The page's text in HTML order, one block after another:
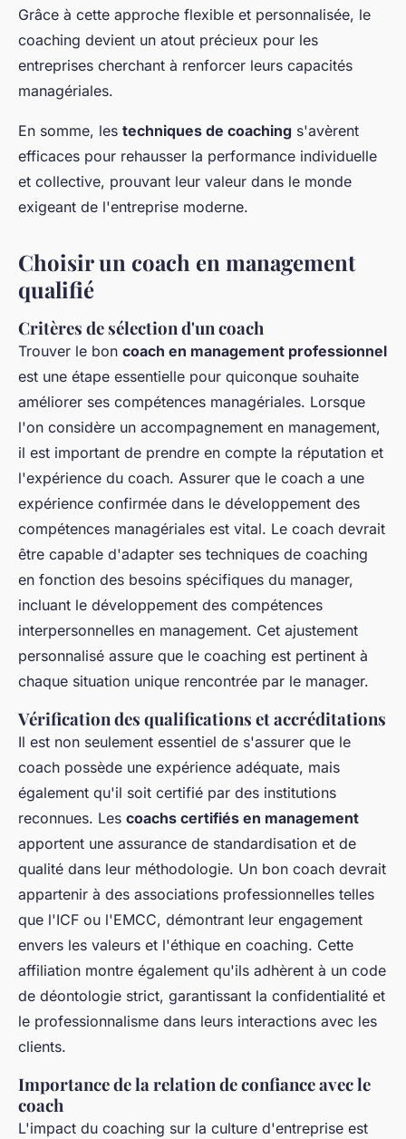
Grâce à cette approche flexible et personnalisée, le
coaching devient un atout précieux pour les
entreprises cherchant à renforcer leurs capacités
managériales.
En somme, les techniques de coaching s'avèrent
efficaces pour rehausser la performance individuelle
et collective, prouvant leur valeur dans le monde
exigeant de l'entreprise moderne.
Choisir un coach en management
qualifié
Critères de sélection d'un coach
Trouver le bon coach en management professionnel
est une étape essentielle pour quiconque souhaite
améliorer ses compétences managériales. Lorsque
l'on considère un accompagnement en management,
il est important de prendre en compte la réputation et
l'expérience du coach. Assurer que le coach a une
expérience confirmée dans le développement des
compétences managériales est vital. Le coach devrait
être capable d'adapter ses techniques de coaching
en fonction des besoins spécifiques du manager,
incluant le développement des compétences
interpersonnelles en management. Cet ajustement
personnalisé assure que le coaching est pertinent à
chaque situation unique rencontrée par le manager.
Vérification des qualifications et accréditations
Il est non seulement essentiel de s'assurer que le
coach possède une expérience adéquate, mais
également qu'il soit certifié par des institutions
reconnues. Les coachs certifiés en management
apportent une assurance de standardisation et de
qualité dans leur méthodologie. Un bon coach devrait
appartenir à des associations professionnelles telles
que l'ICF ou l'EMCC, démontrant leur engagement
envers les valeurs et l'éthique en coaching. Cette
affiliation montre également qu'ils adhèrent à un code
de déontologie strict, garantissant la confidentialité et
le professionnalisme dans leurs interactions avec les
clients.
Importance de la relation de confiance avec le
coach
L'impact du coaching sur la culture d'entreprise est